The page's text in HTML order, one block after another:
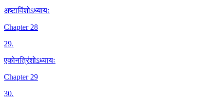
अष्टाविंशोऽध्यायः
Chapter 28
29.
एकोनत्रिंशोऽध्यायः
Chapter 29
30.